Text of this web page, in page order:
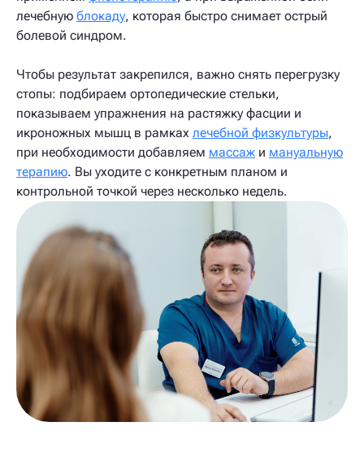
лечебную блокаду, которая быстро снимает острый
болевой синдром.
Чтобы результат закрепился, важно снять перегрузку
стопы: подбираем ортопедические стельки,
показываем упражнения на растяжку фасции и
икроножных мышц в рамках лечебной физкультуры,
при необходимости добавляем массаж и мануальную
терапию. Вы уходите с конкретным планом и
контрольной точкой через несколько недель.